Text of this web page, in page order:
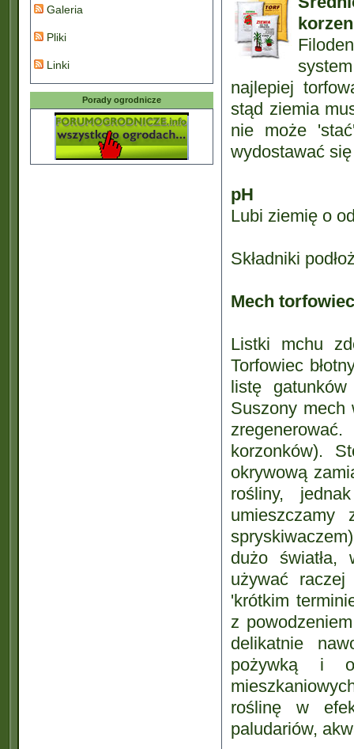
Galeria
Pliki
Linki
Porady ogrodnicze
najlepiej
stąd ziemia
nie może
wydostawać
pH
Lubi ziemię o
Składniki
Mech
Listki mchu
Torfowiec
listę
Suszony mech
korzonków).
okrywową
rośliny,
dużo światła,
używać
'krótkim
z
delikatnie
pożywką i
roślinę w
paludariów,